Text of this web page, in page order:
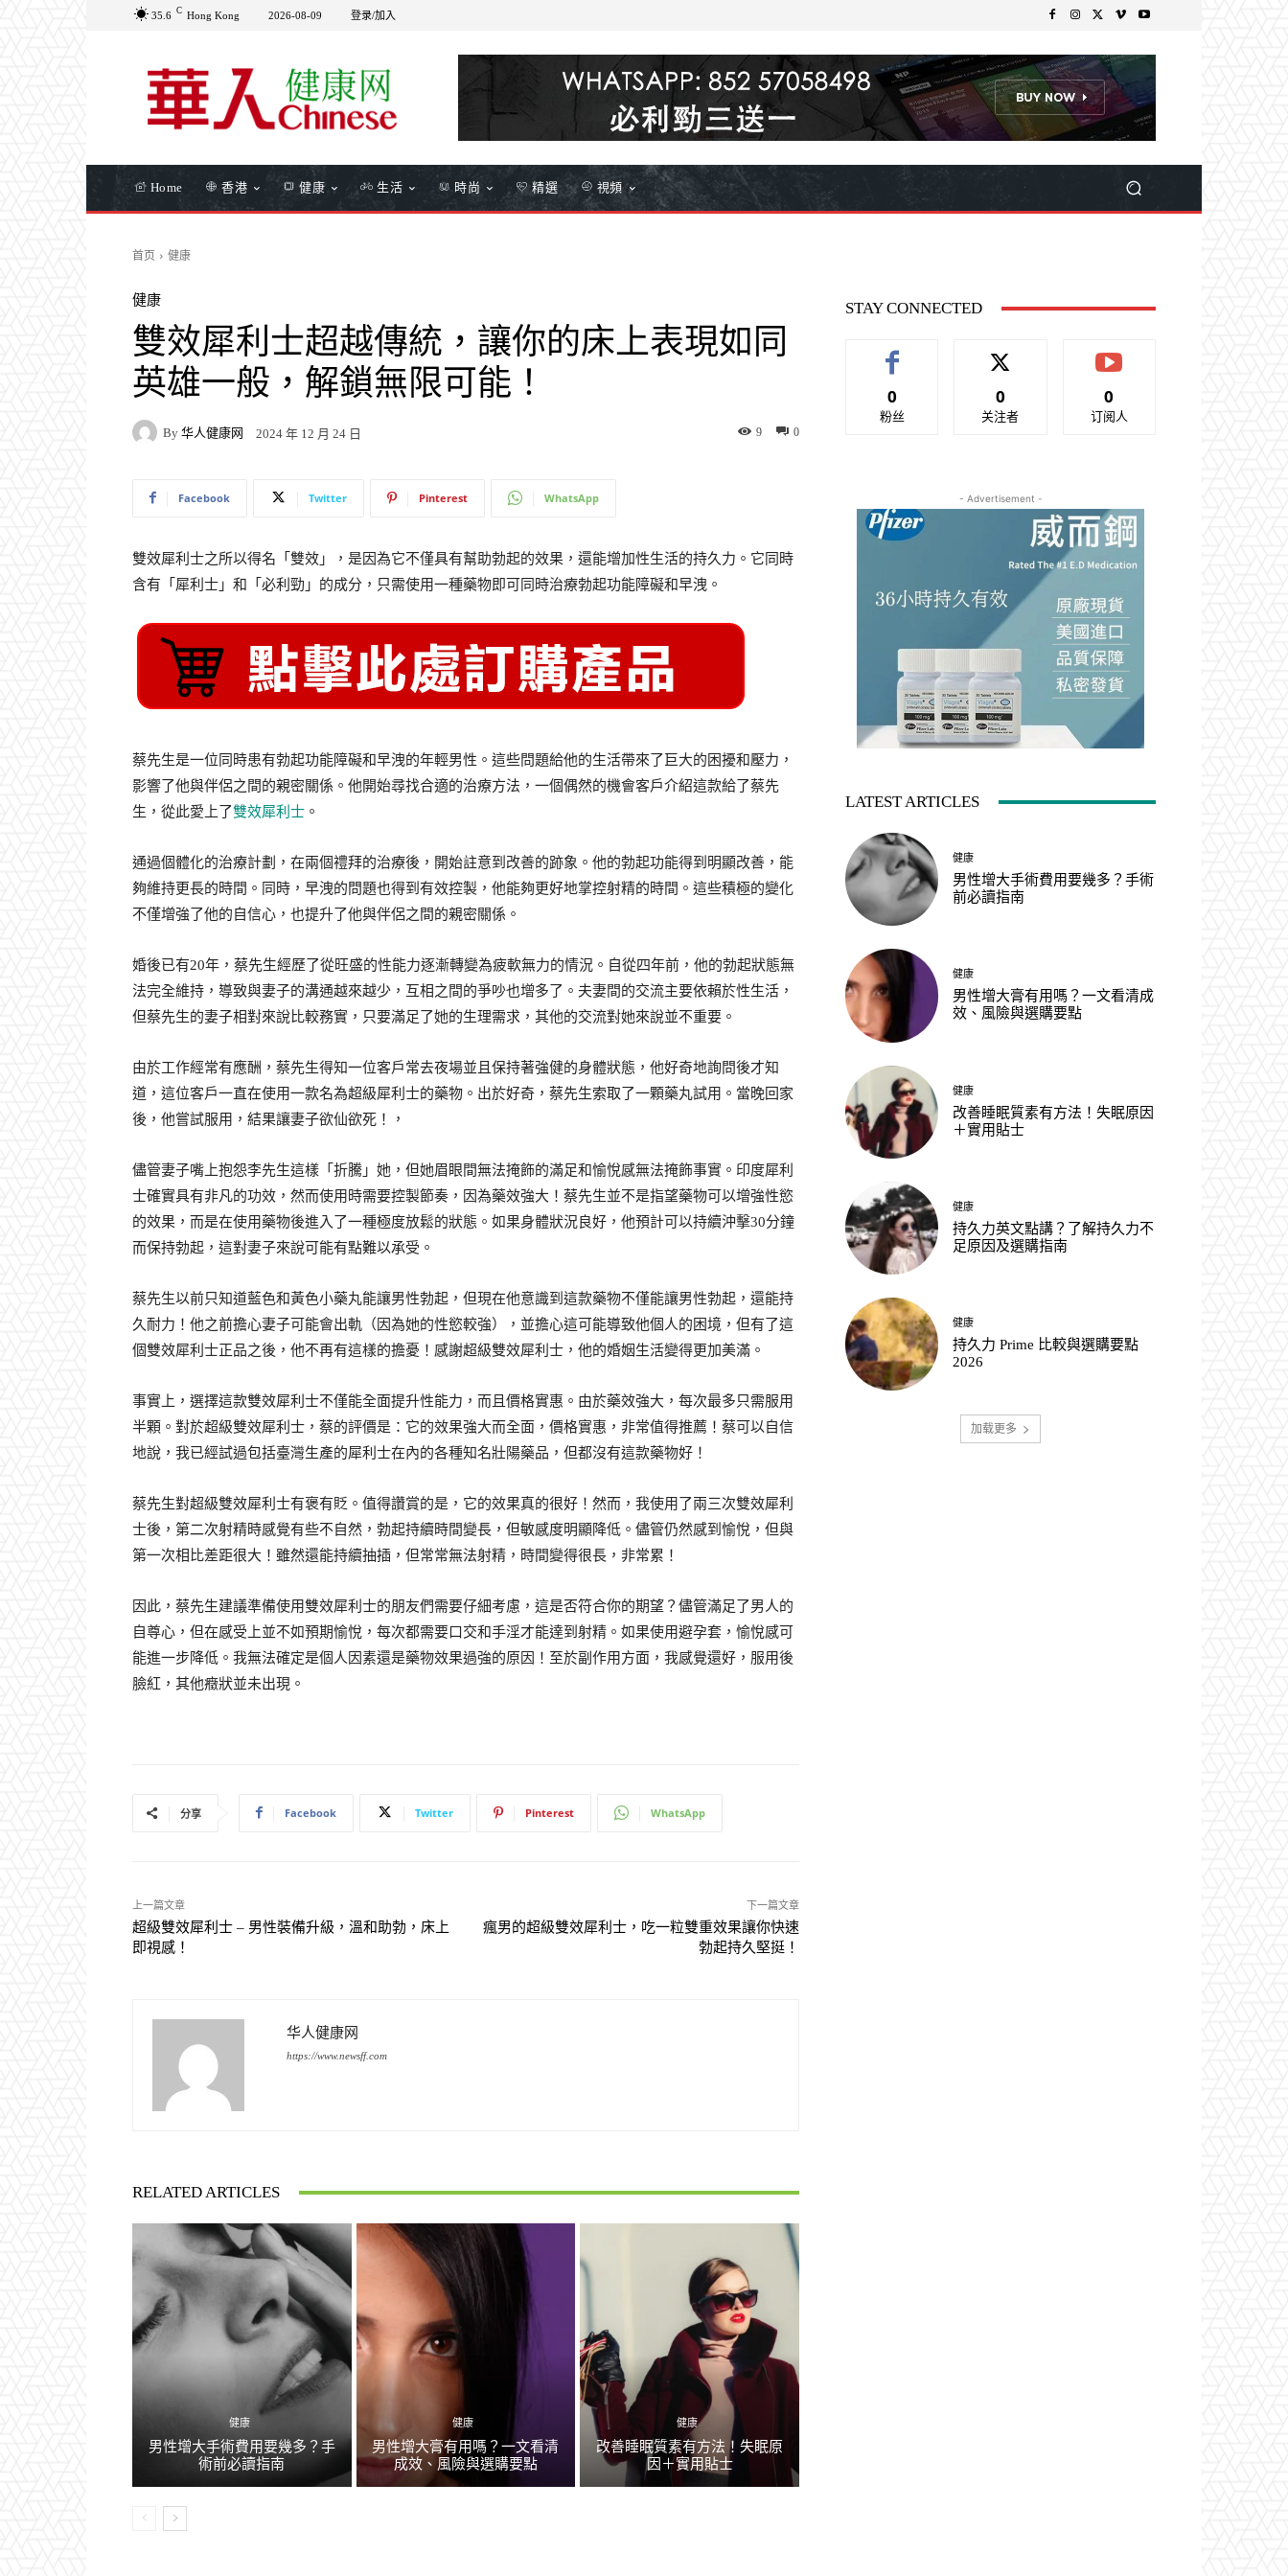
35.6 C Hong Kong 2026-08-09 登录/加入
Home 香港 健康 生活 時尚 精選 視頻
首页 健康
健康
雙效犀利士超越傳統，讓你的床上表現如同
英雄一般，解鎖無限可能！
By 华人健康网 2024 年 12 月 24 日 0
9
Facebook Twitter Pinterest WhatsApp
雙效犀利士之所以得名「雙效」，是因為它不僅具有幫助勃起的效果，還能增加性生活的持久力。它同時
含有「犀利士」和「必利勁」的成分，只需使用一種藥物即可同時治療勃起功能障礙和早洩。
蔡先生是一位同時患有勃起功能障礙和早洩的年輕男性。這些問題給他的生活帶來了巨大的困擾和壓力，
影響了他與伴侶之間的親密關係。他開始尋找合適的治療方法，一個偶然的機會客戶介紹這款給了蔡先
生，從此愛上了雙效犀利士 。
通過個體化的治療計劃，在兩個禮拜的治療後，開始註意到改善的跡象。他的勃起功能得到明顯改善，能
夠維持更長的時間。同時，早洩的問題也得到有效控製，他能夠更好地掌控射精的時間。這些積極的變化
不僅增強了他的自信心，也提升了他與伴侶之間的親密關係。
婚後已有20年，蔡先生經歷了從旺盛的性能力逐漸轉變為疲軟無力的情況。自從四年前，他的勃起狀態無
法完全維持，導致與妻子的溝通越來越少，互相之間的爭吵也增多了。夫妻間的交流主要依賴於性生活，
但蔡先生的妻子相對來說比較務實，只要滿足了她的生理需求，其他的交流對她來說並不重要。
由於工作經常有應酬，蔡先生得知一位客戶常去夜場並且保持著強健的身體狀態，他好奇地詢問後才知
道，這位客戶一直在使用一款名為超級犀利士的藥物。出於好奇，蔡先生索取了一顆藥丸試用。當晚回家
後，他嘗試服用，結果讓妻子欲仙欲死！，
儘管妻子嘴上抱怨李先生這樣「折騰」她，但她眉眼間無法掩飾的滿足和愉悅感無法掩飾事實。印度犀利
士確實具有非凡的功效，然而使用時需要控製節奏，因為藥效強大！蔡先生並不是指望藥物可以增強性慾
的效果，而是在使用藥物後進入了一種極度放鬆的狀態。如果身體狀況良好，他預計可以持續沖擊30分鐘
而保持勃起，這對妻子來說可能有點難以承受。
蔡先生以前只知道藍色和黃色小藥丸能讓男性勃起，但現在他意識到這款藥物不僅能讓男性勃起，還能持
久耐力！他之前擔心妻子可能會出軌（因為她的性慾較強），並擔心這可能導致他個人的困境，但有了這
個雙效犀利士正品之後，他不再有這樣的擔憂！感謝超級雙效犀利士，他的婚姻生活變得更加美滿。
事實上，選擇這款雙效犀利士不僅能全面提升性能力，而且價格實惠。由於藥效強大，每次最多只需服用
半顆。對於超級雙效犀利士，蔡的評價是：它的效果強大而全面，價格實惠，非常值得推薦！蔡可以自信
地說，我已經試過包括臺灣生產的犀利士在內的各種知名壯陽藥品，但都沒有這款藥物好！
蔡先生對超級雙效犀利士有褒有貶。值得讚賞的是，它的效果真的很好！然而，我使用了兩三次雙效犀利
士後，第二次射精時感覺有些不自然，勃起持續時間變長，但敏感度明顯降低。儘管仍然感到愉悅，但與
第一次相比差距很大！雖然還能持續抽插，但常常無法射精，時間變得很長，非常累！
因此，蔡先生建議準備使用雙效犀利士的朋友們需要仔細考慮，這是否符合你的期望？儘管滿足了男人的
自尊心，但在感受上並不如預期愉悅，每次都需要口交和手淫才能達到射精。如果使用避孕套，愉悅感可
能進一步降低。我無法確定是個人因素還是藥物效果過強的原因！至於副作用方面，我感覺還好，服用後
臉紅，其他癥狀並未出現。
分享 Facebook Twitter Pinterest WhatsApp
上一篇文章
超級雙效犀利士 – 男性裝備升級，溫和助勃，床上
即視感！
下一篇文章
瘋男的超級雙效犀利士，吃一粒雙重效果讓你快速
勃起持久堅挺！
华人健康网
https://www.newsff.com
RELATED ARTICLES
健康
男性增大手術費用要幾多？手
術前必讀指南
健康
男性增大膏有用嗎？一文看清
成效、風險與選購要點
健康
改善睡眠質素有方法！失眠原
因＋實用貼士
STAY CONNECTED
0
粉丝
0
关注者
0
订阅人
- Advertisement -
LATEST ARTICLES
健康
男性增大手術費用要幾多？手術
前必讀指南
健康
男性增大膏有用嗎？一文看清成
效、風險與選購要點
健康
改善睡眠質素有方法！失眠原因
＋實用貼士
健康
持久力英文點講？了解持久力不
足原因及選購指南
健康
持久力 Prime 比較與選購要點
2026
加载更多